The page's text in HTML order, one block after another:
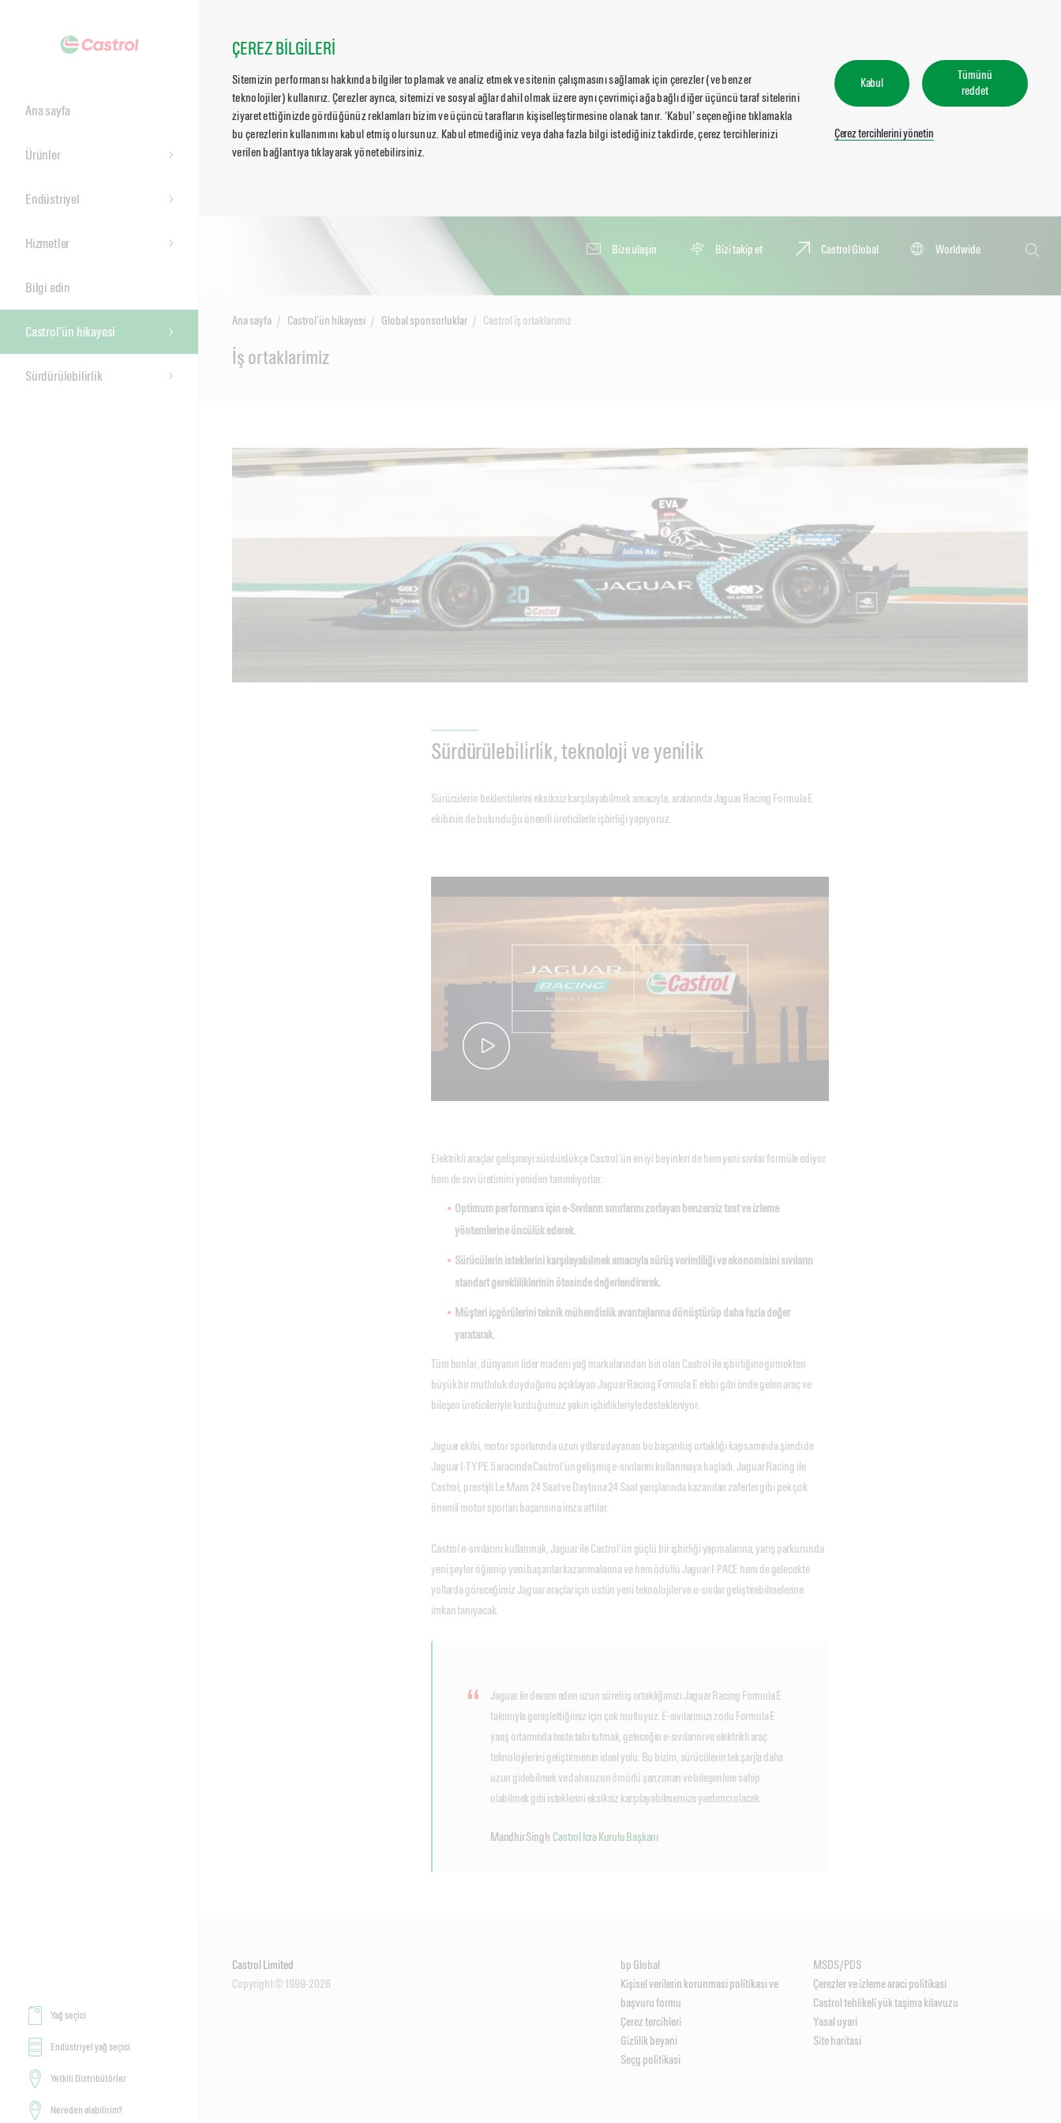
ÇEREZ BİLGİLERİ
Sitemizin performansı hakkında bilgiler toplamak ve analiz etmek ve sitenin çalışmasını sağlamak için çerezler (ve benzer
teknolojiler) kullanırız. Çerezler ayrıca, sitemizi ve sosyal ağlar dahil olmak üzere aynı çevrimiçi ağa bağlı diğer üçüncü taraf sitelerini
ziyaret ettiğinizde gördüğünüz reklamları bizim ve üçüncü tarafların kişiselleştirmesine olanak tanır. ‘Kabul’ seçeneğine tıklamakla
bu çerezlerin kullanımını kabul etmiş olursunuz. Kabul etmediğiniz veya daha fazla bilgi istediğiniz takdirde, çerez tercihlerinizi
verilen bağlantıya tıklayarak yönetebilirsiniz.
Kabul
Tümünü
reddet
Çerez tercihlerini yönetin
Bi̇ze ulaşin Bi̇zi̇ taki̇p et Castrol Global
Worldwide
Ara
Ana sayfa
Ürünler
Endüstriyel
Hizmetler
Bilgi edin
Castrol'ün hikayesi
Sürdürülebilirlik
Yağ seçici
Endüstriyel yağ seçici
Yetkili Distribütörler
Nereden alabilirim?
Ana sayfa Castrol'ün hikayesi Global sponsorluklar Castrol i̇ş ortaklarımız
İş ortaklarimiz
Sürdürülebi̇li̇rli̇k, teknoloji̇ ve yeni̇li̇k
Sürücülerin beklentilerini eksiksiz karşılayabilmek amacıyla, aralarında Jaguar Racing Formula E
ekibinin de bulunduğu önemli üreticilerle işbirliği yapıyoruz.
Elektrikli araçlar gelişmeyi sürdürdükçe Castrol'ün en iyi beyinleri de hem yeni sıvılar formüle ediyor
hem de sıvı üretimini yeniden tanımlıyorlar:
Optimum performans için e-Sıvıların sınırlarını zorlayan benzersiz test ve izleme
yöntemlerine öncülük ederek.
Sürücülerin isteklerini karşılayabilmek amacıyla sürüş verimliliği ve ekonomisini sıvıların
standart gerekliliklerinin ötesinde değerlendirerek.
Müşteri içgörülerini teknik mühendislik avantajlarına dönüştürüp daha fazla değer
yaratarak.
Tüm bunlar, dünyanın lider madeni yağ markalarından biri olan Castrol ile işbirliğine girmekten
büyük bir mutluluk duyduğunu açıklayan Jaguar Racing Formula E ekibi gibi önde gelen araç ve
bileşen üreticileriyle kurduğumuz yakın işbirlikleriyle destekleniyor.
Jaguar ekibi, motor sporlarında uzun yıllara dayanan bu başarılı iş ortaklığı kapsamında şimdi de
Jaguar I-TYPE 5 aracında Castrol'ün gelişmiş e-sıvılarını kullanmaya başladı. Jaguar Racing ile
Castrol, prestijli Le Mans 24 Saat ve Daytona 24 Saat yarışlarında kazanılan zaferler gibi pek çok
önemli motor sporları başarısına imza attılar.
Castrol e-sıvılarını kullanmak, Jaguar ile Castrol'ün güçlü bir işbirliği yapmalarına, yarış parkurunda
yeni şeyler öğrenip yeni başarılar kazanmalarına ve hem ödüllü Jaguar I-PACE hem de gelecekte
yollarda göreceğimiz Jaguar araçlar için üstün yeni teknolojiler ve e-sıvılar geliştirebilmelerine
imkan tanıyacak.
Jaguar ile devam eden uzun süreli iş ortaklığımızı Jaguar Racing Formula E
takımıyla genişlettiğimiz için çok mutluyuz. E-sıvılarımızı zorlu Formula E
yarış ortamında teste tabi tutmak, geleceğin e-sıvılarını ve elektrikli araç
teknolojilerini geliştirmenin ideal yolu. Bu bizim, sürücülerin tek şarjla daha
uzun gidebilmek ve daha uzun ömürlü şanzıman ve bileşenlere sahip
olabilmek gibi isteklerini eksiksiz karşılayabilmemize yardımcı olacak.
Mandhir Singh Castrol İcra Kurulu Başkanı
Castrol Limited
Copyright © 1999-2026
bp Global
MSDS/PDS
Ki̇şi̇sel veri̇leri̇n korunmasi poli̇ti̇kasi ve
başvuru formu
Çerezler ve i̇zleme araci poli̇ti̇kasi
Castrol tehli̇keli̇ yük taşima kilavuzu
Çerez terci̇hleri̇
Yasal uyari
Gi̇zli̇li̇k beyani
Si̇te hari̇tasi
Seçg poli̇ti̇kasi